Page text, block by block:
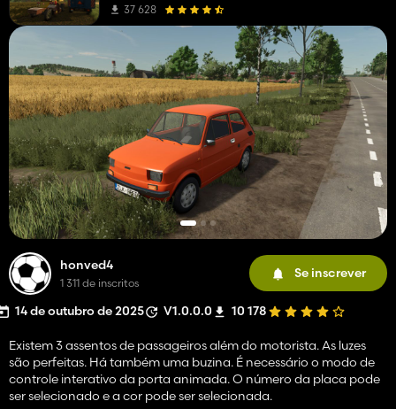
honved4
1 311 de inscritos
Se inscrever
14 de outubro de 2025 V1.0.0.0 10 178
Existem 3 assentos de passageiros além do motorista. As luzes
são perfeitas. Há também uma buzina. É necessário o modo de
controle interativo da porta animada. O número da placa pode
ser selecionado e a cor pode ser selecionada.
37 628